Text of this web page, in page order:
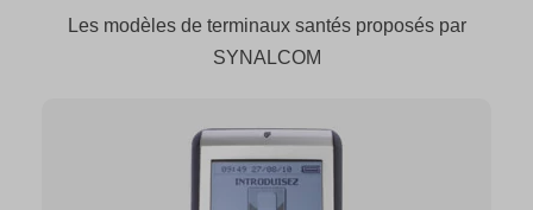
Les modèles de terminaux santés proposés par
SYNALCOM